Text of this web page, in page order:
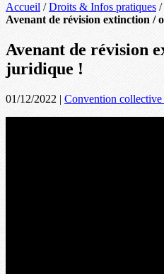
Accueil /Droits & Infos pratiques /
Avenant de révision extinction /
Avenant de révision
juridique !
01/12/2022 | Convention collective